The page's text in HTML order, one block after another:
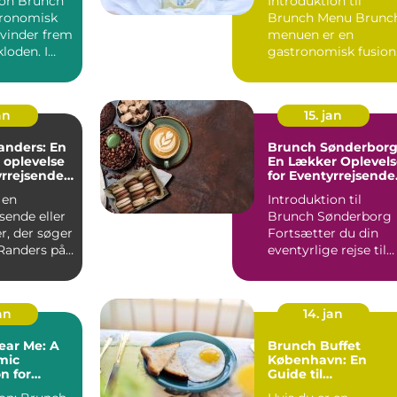
frem
I
Brunch Menu Brunch
menuen er en
gastronomisk fusion
frokost, der g...
En
eller
der søger
på
15. jan
Brunch
En Lækker
for Eventyrrejsende
Introduktion til
Brunch Sønderborg
Fortsætter du din
eventyrlige rejse til
der en...
Me: A
for
14. jan
Brunch Buffet
København: En
Guide til